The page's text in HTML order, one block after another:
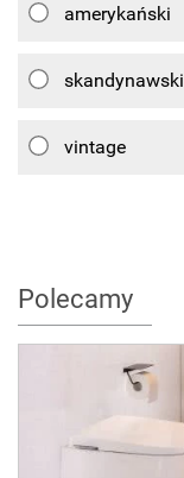
amerykański
skandynawski
vintage
Polecamy